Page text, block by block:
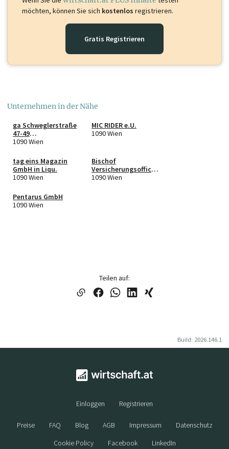
möchten, können Sie sich kostenlos registrieren.
Gratis Registrieren
Unternehmen in der Nähe
ga Schweglerstraße
47-49
projektentwicklungs
1090 Wien
MIC RIDER e.U.
1090 Wien
tag eins Magazin
GmbH in Liqu.
1090 Wien
Bischof
Versicherungsoffice
GmbH
1090 Wien
Pentarus GmbH
1090 Wien
Teilen auf:
Build: 2026.146.1
Einloggen Registrieren
Preise FAQ Blog AGB Impressum
Datenschutz
Cookie Policy
Facebook LinkedIn